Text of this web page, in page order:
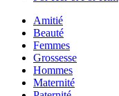
Amitié
Beauté
Femmes
Grossesse
Hommes
Maternité